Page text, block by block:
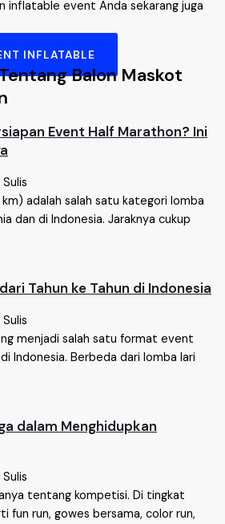
inflatable event Anda sekarang juga
INFLATABLE
Balon Maskot
Event Half Marathon? Ini
adalah salah satu kategori lomba
dan di Indonesia. Jaraknya cukup
Tahun ke Tahun di Indonesia
menjadi salah satu format event
Indonesia. Berbeda dari lomba lari
dalam Menghidupkan
tentang kompetisi. Di tingkat
fun run, gowes bersama, color run,